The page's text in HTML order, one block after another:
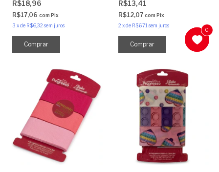
R$18,96
R$17,06 com Pix
3 xde R$6,32 sem juros
R$13,41
R$12,07 com Pix
2 xde R$6,71sem juros
0
0